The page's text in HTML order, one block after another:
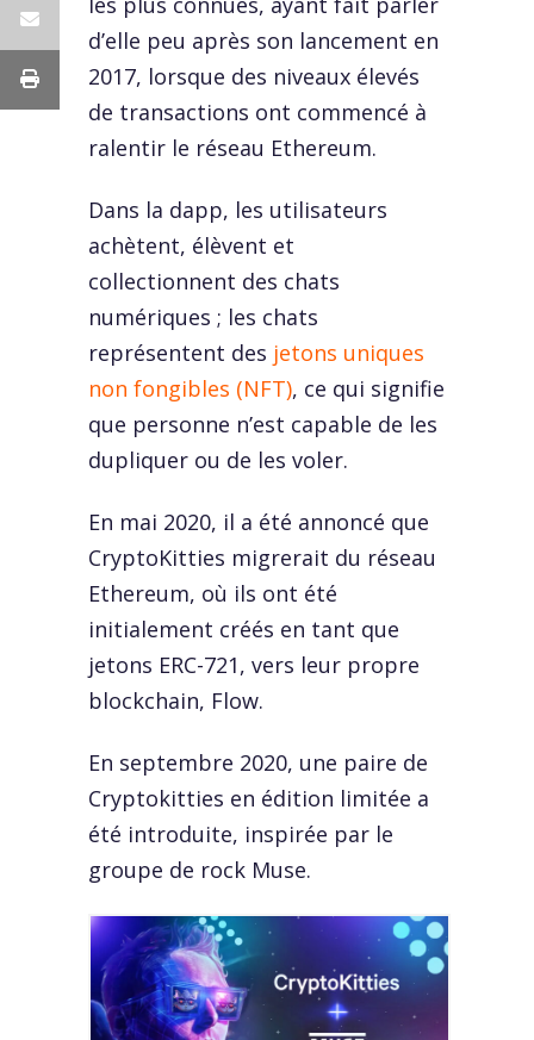
d’elle peu après son lancement en
2017, lorsque des niveaux élevés
de transactions ont commencé à
ralentir le réseau Ethereum.
Dans la dapp, les utilisateurs
achètent, élèvent et
collectionnent des chats
numériques ; les chats
représentent des jetons uniques
non fongibles (NFT), ce qui signifie
que personne n’est capable de les
dupliquer ou de les voler.
En mai 2020, il a été annoncé que
CryptoKitties migrerait du réseau
Ethereum, où ils ont été
initialement créés en tant que
jetons ERC-721, vers leur propre
blockchain, Flow.
En septembre 2020, une paire de
Cryptokitties en édition limitée a
été introduite, inspirée par le
groupe de rock Muse.